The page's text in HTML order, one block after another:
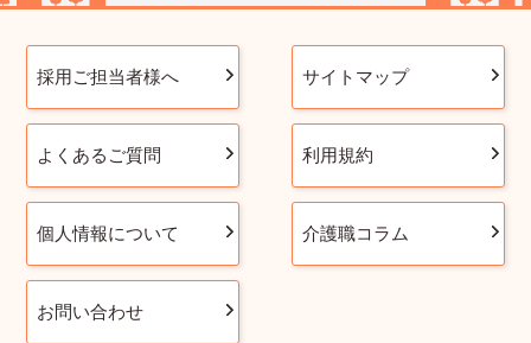
採用ご担当者様へ サイトマップ
よくあるご質問 利用規約
個人情報について 介護職コラム
お問い合わせ